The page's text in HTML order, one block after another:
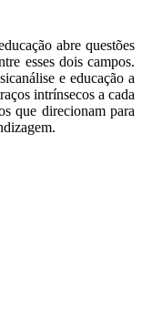
abre questões
esses dois campos.
e educação a
intrínsecos a cada
que direcionam para